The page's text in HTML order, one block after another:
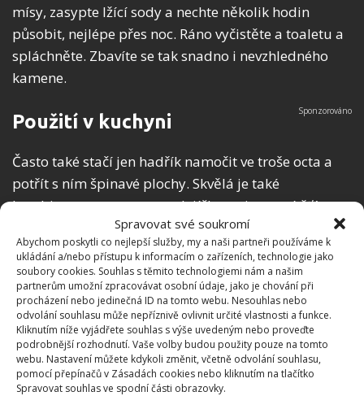
Spravovat své soukromí
Abychom poskytli co nejlepší služby, my a naši partneři používáme k
ukládání a/nebo přístupu k informacím o zařízeních, technologie jako
soubory cookies. Souhlas s těmito technologiemi nám a našim
partnerům umožní zpracovávat osobní údaje, jako je chování při
procházení nebo jedinečná ID na tomto webu. Nesouhlas nebo
odvolání souhlasu může nepříznivě ovlivnit určité vlastnosti a funkce.
Kliknutím níže vyjádřete souhlas s výše uvedeným nebo proveďte
podrobnější rozhodnutí. Vaše volby budou použity pouze na tomto
webu. Nastavení můžete kdykoli změnit, včetně odvolání souhlasu,
pomocí přepínačů v Zásadách cookies nebo kliknutím na tlačítko
Spravovat souhlas ve spodní části obrazovky.
mísy, zasypte lžící sody a nechte několik hodin
působit, nejlépe přes noc. Ráno vyčistěte a toaletu a
spláchněte. Zbavíte se tak snadno i nevzhledného
kamene.
Použití v kuchyni
Často také stačí jen hadřík namočit ve troše octa a
potřít s ním špinavé plochy. Skvělá je také
kombinace octa, tea tree olejíčku a citronové šťávy,
to vše rozředíte vodou. Toto kombo skvěle
dezinfikuje, čistí a provoní každou koupelnu či
kuchyň. Pořiďte si tedy domů zásobu octa a
používejte ho namísto chemických prostředků, které
nejenže mají negativní dopad na životní prostředí,
ale také za ně zbytečně utrácíte své peníze.